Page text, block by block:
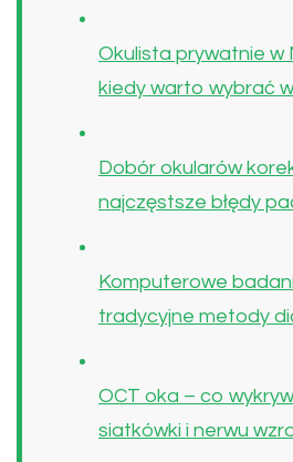
Okulista prywatnie w
kiedy warto wybrać
Dobór okularów
najczęstsze błędy
Komputerowe
tradycyjne metody
OCT oka – co
siatkówki i nerwu